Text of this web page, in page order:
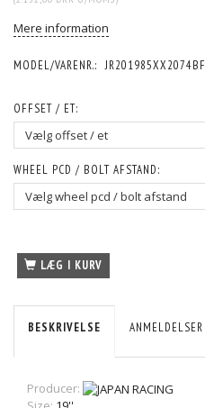
Mere information
MODEL/VARENR.: JR201985XX2074BF
OFFSET / ET:
WHEEL PCD / BOLT AFSTAND:
LÆG I KURV
BESKRIVELSE ANMELDELSER
Producer: